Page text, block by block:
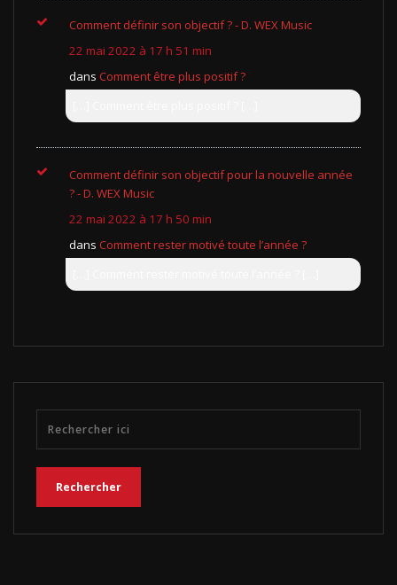
Comment définir son objectif ? - D. WEX Music
22 mai 2022 à 17 h 51 min
dans Comment être plus positif ?
Comment définir son objectif pour la nouvelle année
? - D. WEX Music
22 mai 2022 à 17 h 50 min
dans Comment rester motivé toute l’année ?